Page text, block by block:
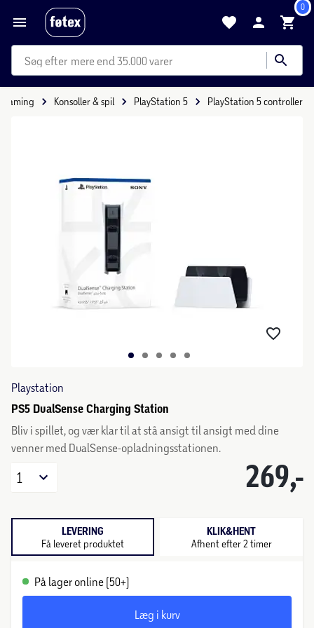
0
mere end 35.000 varer
gaming Konsoller & spil PlayStation 5 PlayStation 5 controller
Playstation
PS5 DualSense Charging Station
Bliv i spillet, og vær klar til at stå ansigt til ansigt med dine
venner med DualSense-opladningsstationen.
269,-
1
LEVERING
Få leveret produktet
KLIK&HENT
Afhent efter 2 timer
På lager online (50+)
Læg i kurv